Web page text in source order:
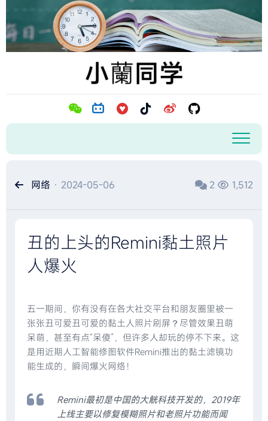
内
容
网络 · 2024-05-06 2 1,512
丑的上头的Remini黏土照片
人爆火
五一期间，你有没有在各大社交平台和朋友圈里被一
张张丑可爱丑可爱的黏土人照片刷屏？尽管效果丑萌
呆萌，甚至有点“呆傻”，但许多人却玩的停不下来。这
是用近期人工智能修图软件Remini推出的黏土滤镜功
能生成的，瞬间爆火网络！
Remini最初是中国的大觥科技开发的，2019年
上线主要以修复模糊照片和老照片功能而闻